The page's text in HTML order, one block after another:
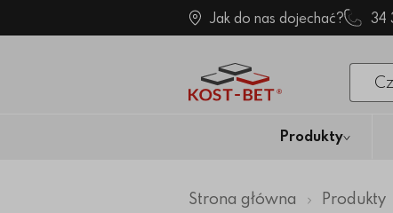
Jak do nas dojechać? 34
Po
Produkty
Strona główna Produkty